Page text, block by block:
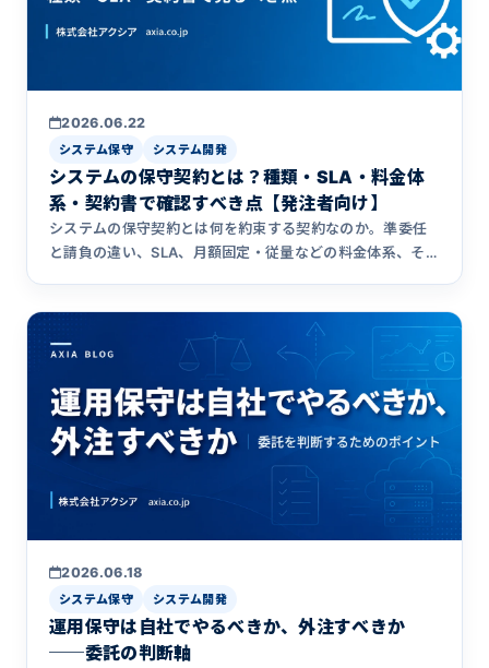
2026.06.22
システム保守 システム開発
システムの保守契約とは？種類・SLA・料金体
系・契約書で確認すべき点【発注者向け】
システムの保守契約とは何を約束する契約なのか。準委任
と請負の違い、SLA、月額固定・従量などの料金体系、そし
年以上のアクシアが発注者の視点で解説します。
2026.06.18
システム保守 システム開発
運用保守は自社でやるべきか、外注すべきか
──委託の判断軸